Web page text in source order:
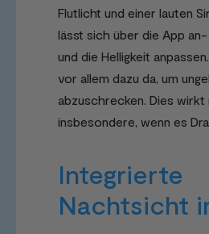
Flutlicht und einer lauten
lässt sich über die App
und die Helligkeit
vor allem dazu da, um
abzuschrecken. Dies wirkt
insbesondere, wenn es
Integrierte
Nachtsicht